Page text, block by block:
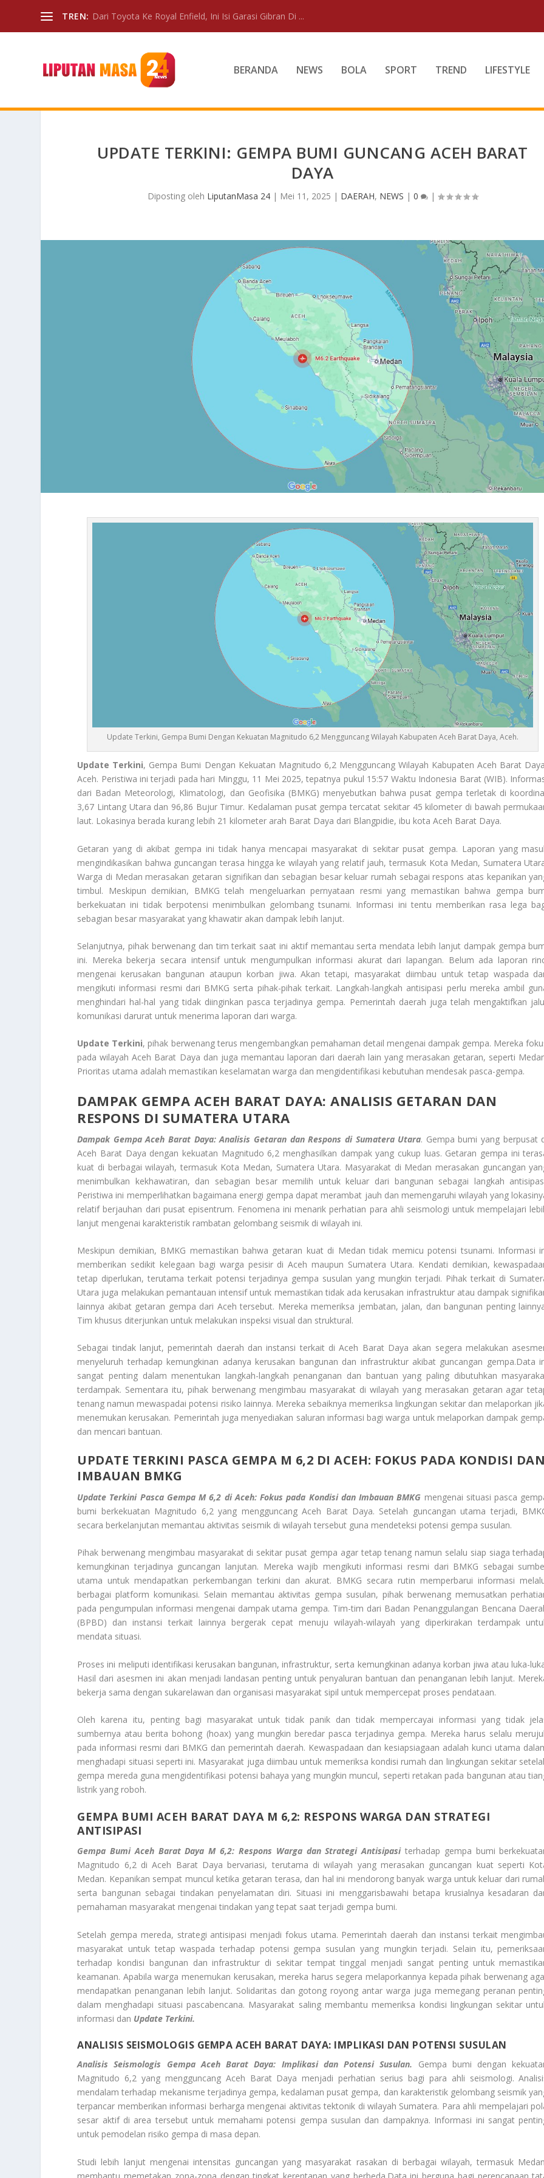
TREN: Dari Toyota Ke Royal Enfield, Ini Isi Garasi Gibran Di ...
BERANDA NEWS BOLA SPORT TREND LIFESTYLE
UPDATE TERKINI: GEMPA BUMI GUNCANG ACEH BARAT
DAYA
Diposting oleh LiputanMasa 24| Mei 11, 2025 | DAERAH, NEWS | 0 |
Update Terkini, Gempa Bumi Dengan Kekuatan Magnitudo 6,2 Mengguncang Wilayah Kabupaten Aceh Barat Daya, Aceh.
Update Terkini, Gempa Bumi Dengan Kekuatan Magnitudo 6,2 Mengguncang Wilayah Kabupaten Aceh Barat
Aceh. Peristiwa ini terjadi pada hari Minggu, 11 Mei 2025, tepatnya pukul 15:57 Waktu Indonesia Barat (WIB).
dari Badan Meteorologi, Klimatologi, dan Geofisika (BMKG) menyebutkan bahwa pusat gempa terletak di
3,67 Lintang Utara dan 96,86 Bujur Timur. Kedalaman pusat gempa tercatat sekitar 45 kilometer di bawah
laut. Lokasinya berada kurang lebih 21 kilometer arah Barat Daya dari Blangpidie, ibu kota Aceh Barat Daya.
Getaran yang di akibat gempa ini tidak hanya mencapai masyarakat di sekitar pusat gempa. Laporan yang
mengindikasikan bahwa guncangan terasa hingga ke wilayah yang relatif jauh, termasuk Kota Medan, Sumatera
Warga di Medan merasakan getaran signifikan dan sebagian besar keluar rumah sebagai respons atas kepanikan
timbul. Meskipun demikian, BMKG telah mengeluarkan pernyataan resmi yang memastikan bahwa gempa
berkekuatan ini tidak berpotensi menimbulkan gelombang tsunami. Informasi ini tentu memberikan rasa lega
sebagian besar masyarakat yang khawatir akan dampak lebih lanjut.
Selanjutnya, pihak berwenang dan tim terkait saat ini aktif memantau serta mendata lebih lanjut dampak gempa
ini. Mereka bekerja secara intensif untuk mengumpulkan informasi akurat dari lapangan. Belum ada laporan
mengenai kerusakan bangunan ataupun korban jiwa. Akan tetapi, masyarakat diimbau untuk tetap waspada
mengikuti informasi resmi dari BMKG serta pihak-pihak terkait. Langkah-langkah antisipasi perlu mereka ambil
menghindari hal-hal yang tidak diinginkan pasca terjadinya gempa. Pemerintah daerah juga telah mengaktifkan
komunikasi darurat untuk menerima laporan dari warga.
Update Terkini, pihak berwenang terus mengembangkan pemahaman detail mengenai dampak gempa. Mereka
pada wilayah Aceh Barat Daya dan juga memantau laporan dari daerah lain yang merasakan getaran, seperti
Prioritas utama adalah memastikan keselamatan warga dan mengidentifikasi kebutuhan mendesak pasca-gempa.
DAMPAK GEMPA ACEH BARAT DAYA: ANALISIS GETARAN DAN
RESPONS DI SUMATERA UTARA
Dampak Gempa Aceh Barat Daya: Analisis Getaran dan Respons di Sumatera Utara. Gempa bumi yang berpusat
Aceh Barat Daya dengan kekuatan Magnitudo 6,2 menghasilkan dampak yang cukup luas. Getaran gempa ini
kuat di berbagai wilayah, termasuk Kota Medan, Sumatera Utara. Masyarakat di Medan merasakan guncangan
menimbulkan kekhawatiran, dan sebagian besar memilih untuk keluar dari bangunan sebagai langkah
Peristiwa ini memperlihatkan bagaimana energi gempa dapat merambat jauh dan memengaruhi wilayah yang
relatif berjauhan dari pusat episentrum. Fenomena ini menarik perhatian para ahli seismologi untuk mempelajari
lanjut mengenai karakteristik rambatan gelombang seismik di wilayah ini.
Meskipun demikian, BMKG memastikan bahwa getaran kuat di Medan tidak memicu potensi tsunami. Informasi
memberikan sedikit kelegaan bagi warga pesisir di Aceh maupun Sumatera Utara. Kendati demikian,
tetap diperlukan, terutama terkait potensi terjadinya gempa susulan yang mungkin terjadi. Pihak terkait di
Utara juga melakukan pemantauan intensif untuk memastikan tidak ada kerusakan infrastruktur atau dampak
lainnya akibat getaran gempa dari Aceh tersebut. Mereka memeriksa jembatan, jalan, dan bangunan penting
Tim khusus diterjunkan untuk melakukan inspeksi visual dan struktural.
Sebagai tindak lanjut, pemerintah daerah dan instansi terkait di Aceh Barat Daya akan segera melakukan
menyeluruh terhadap kemungkinan adanya kerusakan bangunan dan infrastruktur akibat guncangan gempa.Data
sangat penting dalam menentukan langkah-langkah penanganan dan bantuan yang paling dibutuhkan
terdampak. Sementara itu, pihak berwenang mengimbau masyarakat di wilayah yang merasakan getaran agar
tenang namun mewaspadai potensi risiko lainnya. Mereka sebaiknya memeriksa lingkungan sekitar dan melaporkan
menemukan kerusakan. Pemerintah juga menyediakan saluran informasi bagi warga untuk melaporkan dampak
dan mencari bantuan.
UPDATE TERKINI PASCA GEMPA M 6,2 DI ACEH: FOKUS PADA KONDISI DAN
IMBAUAN BMKG
Update Terkini Pasca Gempa M 6,2 di Aceh: Fokus pada Kondisi dan Imbauan BMKG mengenai situasi pasca
bumi berkekuatan Magnitudo 6,2 yang mengguncang Aceh Barat Daya. Setelah guncangan utama terjadi,
secara berkelanjutan memantau aktivitas seismik di wilayah tersebut guna mendeteksi potensi gempa susulan.
Pihak berwenang mengimbau masyarakat di sekitar pusat gempa agar tetap tenang namun selalu siap siaga
kemungkinan terjadinya guncangan lanjutan. Mereka wajib mengikuti informasi resmi dari BMKG sebagai
utama untuk mendapatkan perkembangan terkini dan akurat. BMKG secara rutin memperbarui informasi
berbagai platform komunikasi. Selain memantau aktivitas gempa susulan, pihak berwenang memusatkan
pada pengumpulan informasi mengenai dampak utama gempa. Tim-tim dari Badan Penanggulangan Bencana
(BPBD) dan instansi terkait lainnya bergerak cepat menuju wilayah-wilayah yang diperkirakan terdampak
mendata situasi.
Proses ini meliputi identifikasi kerusakan bangunan, infrastruktur, serta kemungkinan adanya korban jiwa atau luka-
Hasil dari asesmen ini akan menjadi landasan penting untuk penyaluran bantuan dan penanganan lebih lanjut.
bekerja sama dengan sukarelawan dan organisasi masyarakat sipil untuk mempercepat proses pendataan.
Oleh karena itu, penting bagi masyarakat untuk tidak panik dan tidak mempercayai informasi yang tidak
sumbernya atau berita bohong (hoax) yang mungkin beredar pasca terjadinya gempa. Mereka harus selalu
pada informasi resmi dari BMKG dan pemerintah daerah. Kewaspadaan dan kesiapsiagaan adalah kunci utama
menghadapi situasi seperti ini. Masyarakat juga diimbau untuk memeriksa kondisi rumah dan lingkungan sekitar
gempa mereda guna mengidentifikasi potensi bahaya yang mungkin muncul, seperti retakan pada bangunan atau
listrik yang roboh.
GEMPA BUMI ACEH BARAT DAYA M 6,2: RESPONS WARGA DAN STRATEGI
ANTISIPASI
Gempa Bumi Aceh Barat Daya M 6,2: Respons Warga dan Strategi Antisipasiterhadap gempa bumi
Magnitudo 6,2 di Aceh Barat Daya bervariasi, terutama di wilayah yang merasakan guncangan kuat seperti
Medan. Kepanikan sempat muncul ketika getaran terasa, dan hal ini mendorong banyak warga untuk keluar dari
serta bangunan sebagai tindakan penyelamatan diri. Situasi ini menggarisbawahi betapa krusialnya kesadaran
pemahaman masyarakat mengenai tindakan yang tepat saat terjadi gempa bumi.
Setelah gempa mereda, strategi antisipasi menjadi fokus utama. Pemerintah daerah dan instansi terkait
masyarakat untuk tetap waspada terhadap potensi gempa susulan yang mungkin terjadi. Selain itu,
terhadap kondisi bangunan dan infrastruktur di sekitar tempat tinggal menjadi sangat penting untuk
keamanan. Apabila warga menemukan kerusakan, mereka harus segera melaporkannya kepada pihak berwenang
mendapatkan penanganan lebih lanjut. Solidaritas dan gotong royong antar warga juga memegang peranan
dalam menghadapi situasi pascabencana. Masyarakat saling membantu memeriksa kondisi lingkungan sekitar
informasi dan Update Terkini.
ANALISIS SEISMOLOGIS GEMPA ACEH BARAT DAYA: IMPLIKASI DAN POTENSI SUSULAN
Analisis Seismologis Gempa Aceh Barat Daya: Implikasi dan Potensi Susulan. Gempa bumi dengan
Magnitudo 6,2 yang mengguncang Aceh Barat Daya menjadi perhatian serius bagi para ahli seismologi.
mendalam terhadap mekanisme terjadinya gempa, kedalaman pusat gempa, dan karakteristik gelombang seismik
terpancar memberikan informasi berharga mengenai aktivitas tektonik di wilayah Sumatera. Para ahli mempelajari
sesar aktif di area tersebut untuk memahami potensi gempa susulan dan dampaknya. Informasi ini sangat
untuk pemodelan risiko gempa di masa depan.
Studi lebih lanjut mengenai intensitas guncangan yang masyarakat rasakan di berbagai wilayah, termasuk
membantu memetakan zona-zona dengan tingkat kerentanan yang berbeda.Data ini berguna bagi perencanaan